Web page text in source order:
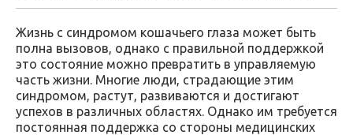
Жизнь с синдромом кошачьего глаза может быть
полна вызовов, однако с правильной поддержкой
это состояние можно превратить в управляемую
часть жизни. Многие люди, страдающие этим
синдромом, растут, развиваются и достигают
успехов в различных областях. Однако им требуется
постоянная поддержка со стороны медицинских